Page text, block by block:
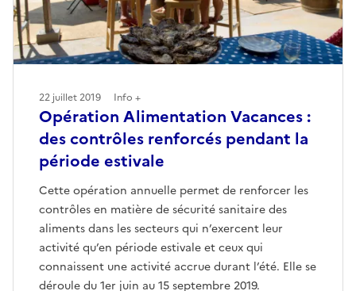
Opération Alimentation Vacances :
des contrôles renforcés pendant la
période estivale
Cette opération annuelle permet de renforcer les
contrôles en matière de sécurité sanitaire des
aliments dans les secteurs qui n’exercent leur
activité qu’en période estivale et ceux qui
connaissent une activité accrue durant l’été. Elle se
déroule du 1er juin au 15 septembre 2019.
22 juillet 2019 Info +